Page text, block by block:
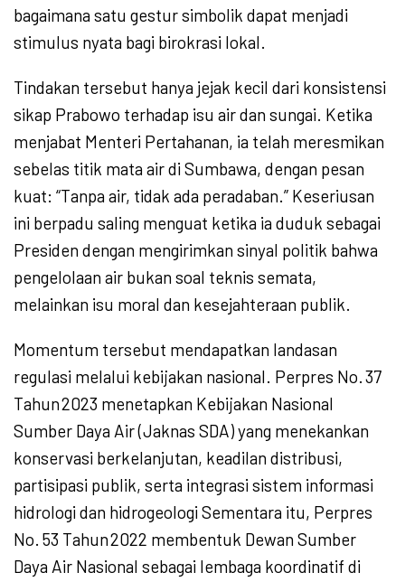
bagaimana satu gestur simbolik dapat menjadi
stimulus nyata bagi birokrasi lokal.
Tindakan tersebut hanya jejak kecil dari konsistensi
sikap Prabowo terhadap isu air dan sungai. Ketika
menjabat Menteri Pertahanan, ia telah meresmikan
sebelas titik mata air di Sumbawa, dengan pesan
kuat: “Tanpa air, tidak ada peradaban.” Keseriusan
ini berpadu saling menguat ketika ia duduk sebagai
Presiden dengan mengirimkan sinyal politik bahwa
pengelolaan air bukan soal teknis semata,
melainkan isu moral dan kesejahteraan publik.
Momentum tersebut mendapatkan landasan
regulasi melalui kebijakan nasional. Perpres No. 37
Tahun 2023 menetapkan Kebijakan Nasional
Sumber Daya Air (Jaknas SDA) yang menekankan
konservasi berkelanjutan, keadilan distribusi,
partisipasi publik, serta integrasi sistem informasi
hidrologi dan hidrogeologi Sementara itu, Perpres
No. 53 Tahun 2022 membentuk Dewan Sumber
Daya Air Nasional sebagai lembaga koordinatif di